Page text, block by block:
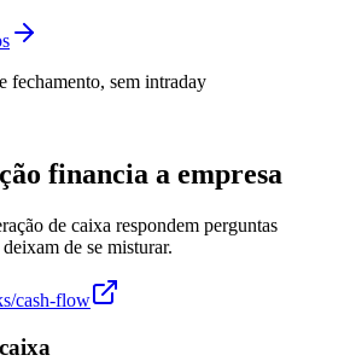
fechamento, sem intraday
financia a empresa
de caixa respondem perguntas
de se misturar.
cash-flow